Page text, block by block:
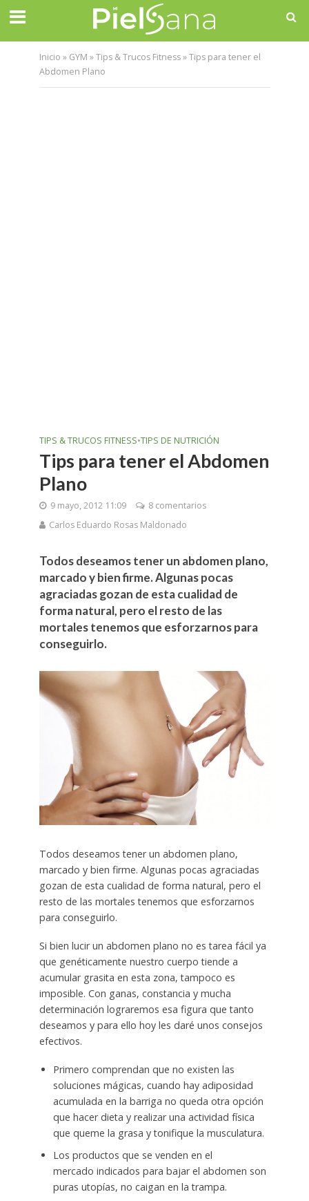
Inicio » GYM »Tips & Trucos Fitness»Tips para tener el
Abdomen Plano
TIPS & TRUCOS FITNESS•TIPS DE NUTRICIÓN
Tips para tener el Abdomen
Plano
9 mayo, 2012 11:09
8 comentarios
Carlos Eduardo Rosas Maldonado
Todos deseamos tener un abdomen plano,
marcado y bien firme. Algunas pocas
agraciadas gozan de esta cualidad de
forma natural, pero el resto de las
mortales tenemos que esforzarnos para
conseguirlo.
Todos deseamos tener un abdomen plano,
marcado y bien firme. Algunas pocas agraciadas
gozan de esta cualidad de forma natural, pero el
resto de las mortales tenemos que esforzarnos
para conseguirlo.
Si bien lucir un abdomen plano no es tarea fácil ya
que genéticamente nuestro cuerpo tiende a
acumular grasita en esta zona, tampoco es
imposible. Con ganas, constancia y mucha
determinación lograremos esa figura que tanto
deseamos y para ello hoy les daré unos consejos
efectivos.
Primero comprendan que no existen las
soluciones mágicas, cuando hay adiposidad
acumulada en la barriga no queda otra opción
que hacer dieta y realizar una actividad física
que queme la grasa y tonifique la musculatura.
Los productos que se venden en el
mercado indicados para bajar el abdomen son
puras utopías, no caigan en la trampa.